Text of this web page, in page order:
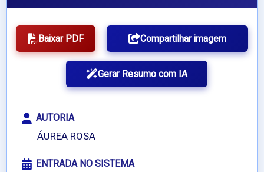
Baixar PDF Compartilhar imagem
Gerar Resumo com IA
AUTORIA
ÁUREA ROSA
ENTRADA NO SISTEMA